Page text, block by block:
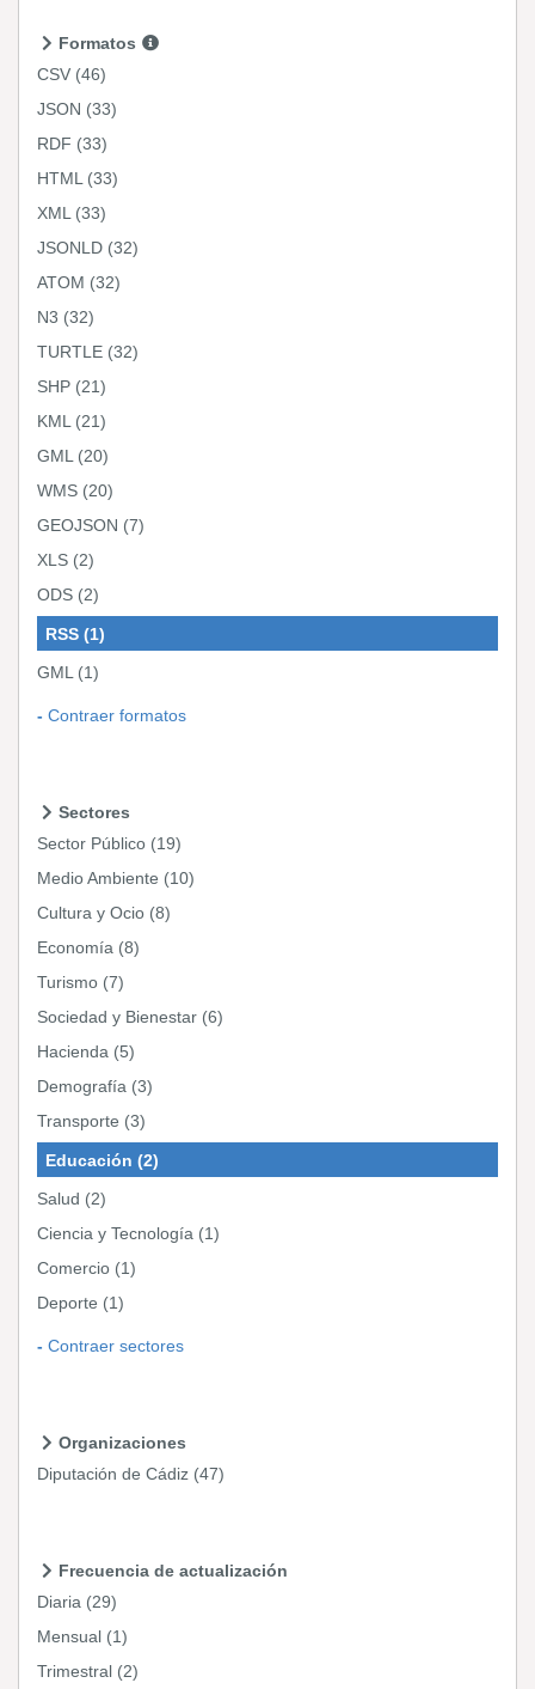
Formatos
CSV (46)
JSON (33)
RDF (33)
HTML (33)
XML (33)
JSONLD (32)
ATOM (32)
N3 (32)
TURTLE (32)
SHP (21)
KML (21)
GML (20)
WMS (20)
GEOJSON (7)
XLS (2)
ODS (2)
RSS (1)
GML (1)
Contraer formatos
Sectores
Sector Público (19)
Medio Ambiente (10)
Cultura y Ocio (8)
Economía (8)
Turismo (7)
Sociedad y Bienestar (6)
Hacienda (5)
Demografía (3)
Transporte (3)
Educación (2)
Salud (2)
Ciencia y Tecnología (1)
Comercio (1)
Deporte (1)
Contraer sectores
Organizaciones
Diputación de Cádiz (47)
Frecuencia de actualización
Diaria (29)
Mensual (1)
Trimestral (2)